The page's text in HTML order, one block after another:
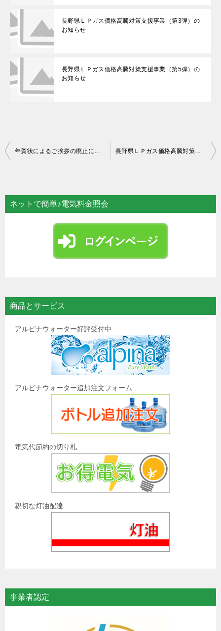
長野県ＬＰガス価格高騰対策支援事業（第3弾）の
お知らせ
長野県ＬＰガス価格高騰対策支援事業（第5弾）の
お知らせ
投
ビ
ゲ
年賀状によるご挨拶の廃止について 長野県ＬＰガス価格高騰対策支援事業（第3弾）のお知らせ
ネットで簡単♪電気料金照会
商品とサービス
アルピナウォーター好評受付中
アルピナウォーター追加注文フォーム
電気代節約の切り札
親切な灯油配達
事業者認定